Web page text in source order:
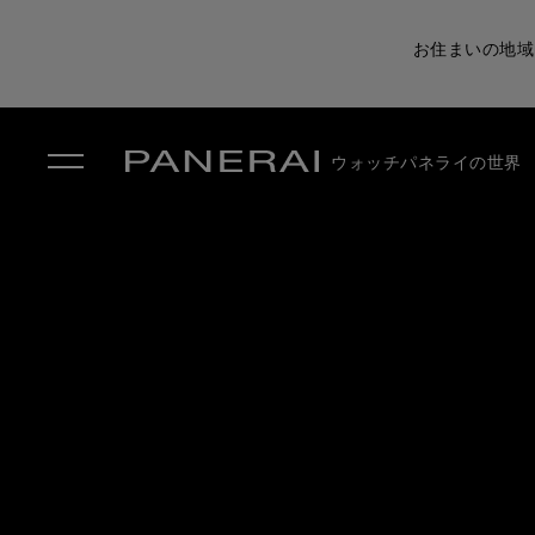
お住まいの地
ウォッチパネライの世界